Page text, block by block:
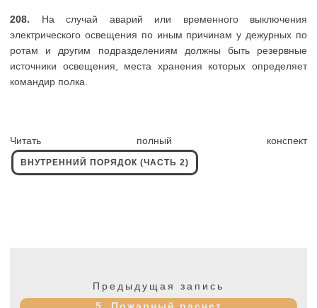
208. На случай аварий или временного выключения
электрического освещения по иным причинам у дежурных по
ротам и другим подразделениям должны быть резервные
источники освещения, места хранения которых определяет
командир полка.
Читать полный конспект
ВНУТРЕННИЙ ПОРЯДОК (ЧАСТЬ 2)
Предыдущая запись
запись: